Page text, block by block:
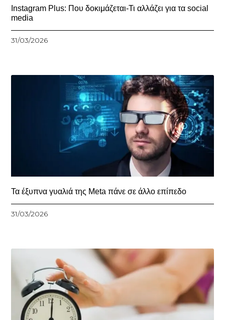
Instagram Plus: Που δοκιμάζεται-Τι αλλάζει για τα social
media
31/03/2026
Τα έξυπνα γυαλιά της Meta πάνε σε άλλο επίπεδο
31/03/2026